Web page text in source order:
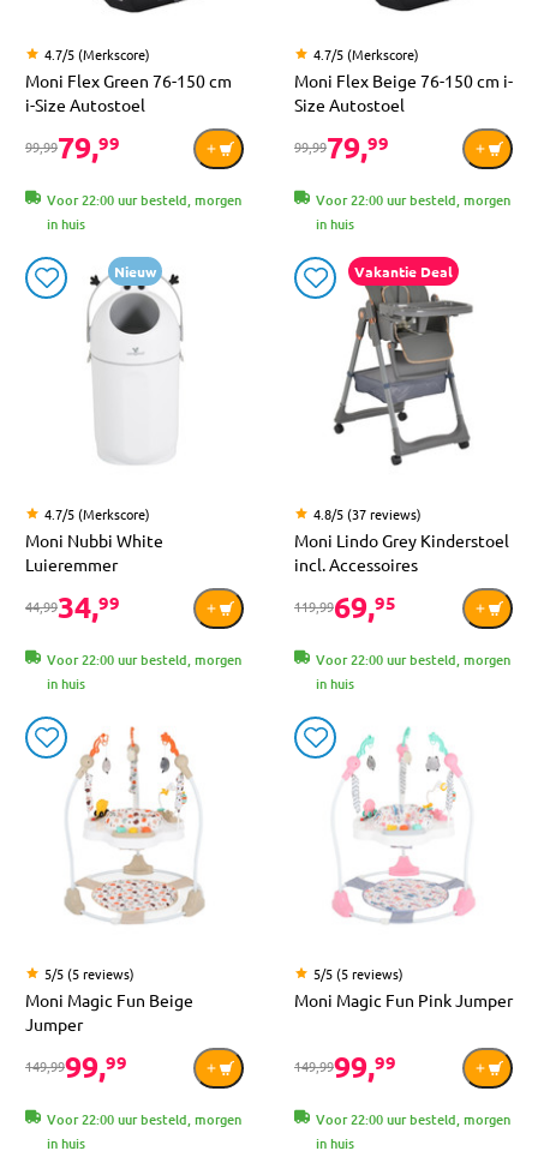
4.7/5 (Merkscore)
Moni Flex Green 76-150 cm
i-Size Autostoel
99,9979,99
Voor 22:00 uur besteld, morgen
in huis
4.7/5 (Merkscore)
Moni Flex Beige 76-150 cm i-
Size Autostoel
99,9979,99
Voor 22:00 uur besteld, morgen
in huis
Nieuw
4.7/5 (Merkscore)
Moni Nubbi White
Luieremmer
44,9934,99
Voor 22:00 uur besteld, morgen
in huis
Vakantie Deal
4.8/5 (37 reviews)
Moni Lindo Grey Kinderstoel
incl. Accessoires
119,9969,95
Voor 22:00 uur besteld, morgen
in huis
5/5 (5 reviews)
Moni Magic Fun Beige
Jumper
149,9999,99
Voor 22:00 uur besteld, morgen
in huis
5/5 (5 reviews)
Moni Magic Fun Pink Jumper
149,9999,99
Voor 22:00 uur besteld, morgen
in huis